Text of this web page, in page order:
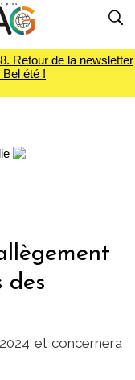
Retour de la newsletter
été !
des
et concernera